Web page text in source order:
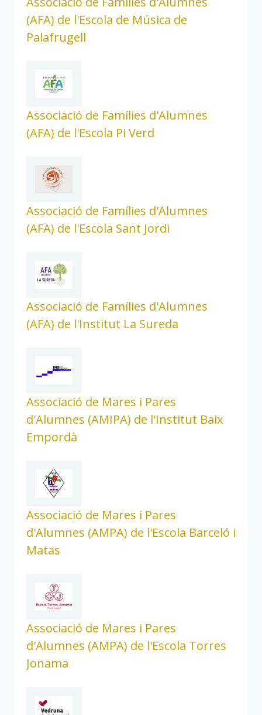
(AFA) de l'Escola de Música de
Palafrugell
Associació de Famílies d'Alumnes
(AFA) de l'Escola Pi Verd
Associació de Famílies d'Alumnes
(AFA) de l'Escola Sant Jordi
Associació de Famílies d'Alumnes
(AFA) de l'Institut La Sureda
Associació de Mares i Pares
d'Alumnes (AMIPA) de l'Institut Baix
Empordà
Associació de Mares i Pares
d'Alumnes (AMPA) de l'Escola Barceló i
Matas
Associació de Mares i Pares
d'Alumnes (AMPA) de l'Escola Torres
Jonama